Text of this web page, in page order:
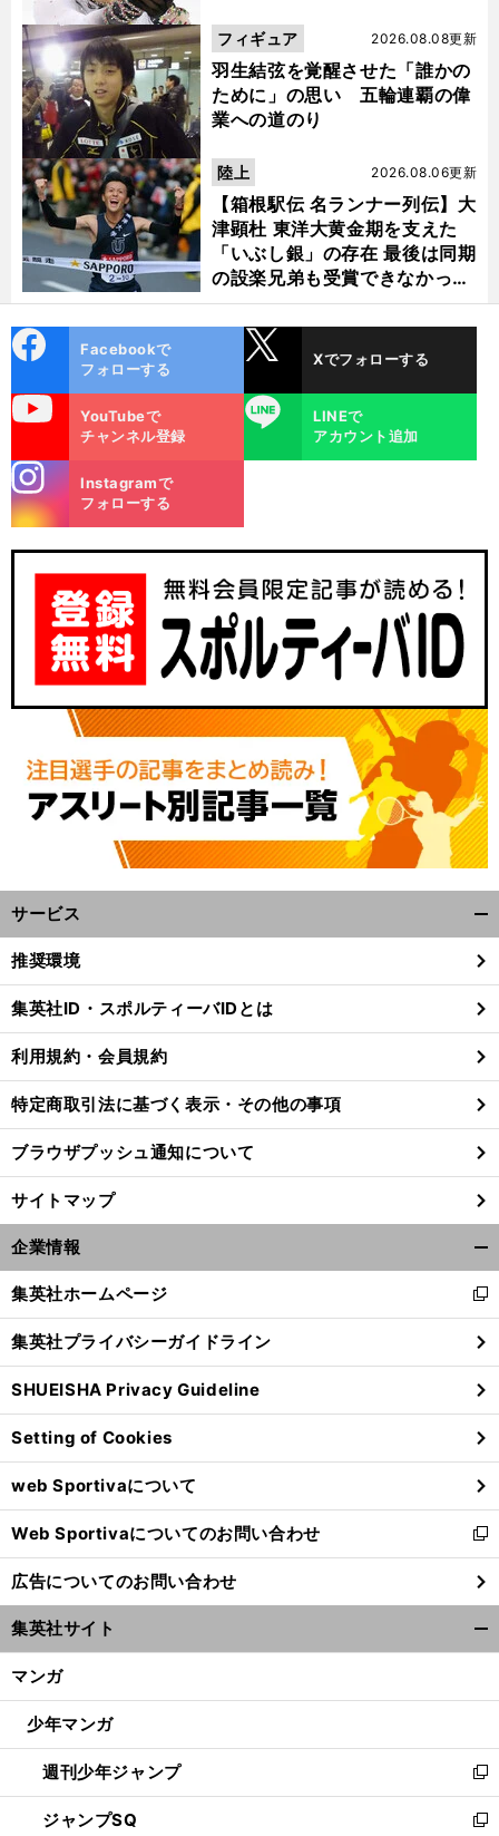
【続・】同！」
羽生結弦を覚醒させた「誰かの
ために」の思い 五輪連覇の偉
業への道のり
2026.08.08更新
フィギュア
【箱根駅伝 名ランナー列伝】大
津顕杜 東洋大黄金期を支えた
「いぶし銀」の存在 最後は同期
の設楽兄弟も受賞できなかった
金栗杯に輝く
2026.08.06更新
陸上
ok
Facebookで
フォローする
Xでフォローする
YouTubeで
チャンネル登録
LINE
LINEで
アカウント追加
m
Instagramで
フォローする
サービス
閉
る
推奨環境
集英社ID・スポルティーバIDとは
利用規約・会員規約
特定商取引法に基づく表示・その他の事項
ブラウザプッシュ通知について
サイトマップ
企業情報
閉
る
集英社ホームページ
新
し
い
ウ
ィ
ン
ド
ウ
で
開
く
集英社プライバシーガイドライン
SHUEISHA Privacy Guideline
Setting of Cookies
web Sportivaについて
Web Sportivaについてのお問い合わせ
新
し
い
ウ
ィ
ン
ウ
開
く
広告についてのお問い合わせ
集英社サイト
マンガ
少年マンガ
週刊少年ジャンプ
新
し
い
ジャンプSQ
新